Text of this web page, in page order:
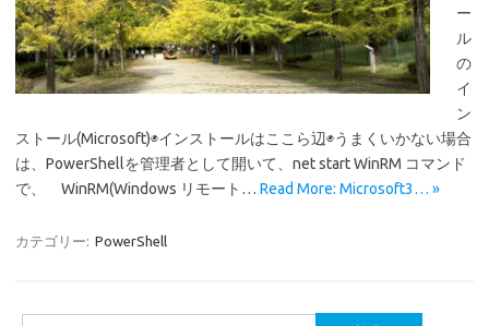
ー
ル
の
イ
ン
ストール(Microsoft)◉インストールはここら辺◉うまくいかない場合
は、PowerShellを管理者として開いて、net start WinRM コマンド
で、 WinRM(Windows リモート… Read More: Microsoft3… »
カテゴリー: PowerShell